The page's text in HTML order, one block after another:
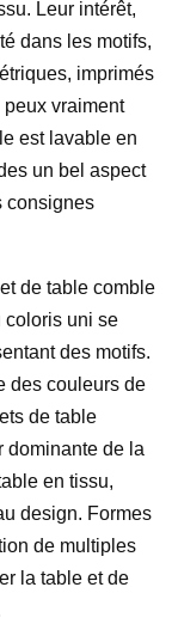
Leur intérêt,
dans les motifs,
imprimés
vraiment
est lavable en
un bel aspect
consignes
de table comble
coloris uni se
des motifs.
des couleurs de
de table
dominante de la
en tissu,
design. Formes
de multiples
la table et de